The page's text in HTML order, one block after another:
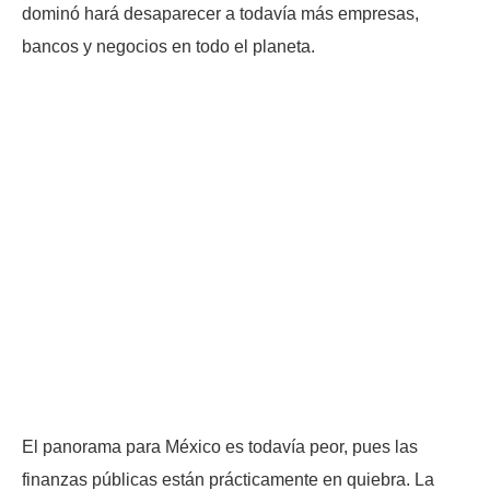
dominó hará desaparecer a todavía más empresas,
bancos y negocios en todo el planeta.
El panorama para México es todavía peor, pues las
finanzas públicas están prácticamente en quiebra. La